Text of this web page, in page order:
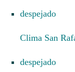
despejado
Clima San Rafael Oriente 14 febrero 2026 cielo
despejado